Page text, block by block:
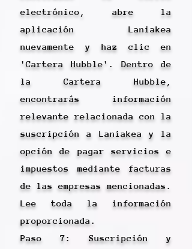
electrónico, abre la
aplicación Laniakea
nuevamente y haz clic en
'Cartera Hubble'. Dentro de
la Cartera Hubble,
encontrarás información
relevante relacionada con la
suscripción a Laniakea y la
opción de pagar servicios e
impuestos mediante facturas
de las empresas mencionadas.
Lee toda la información
proporcionada.
Paso 7: Suscripción y